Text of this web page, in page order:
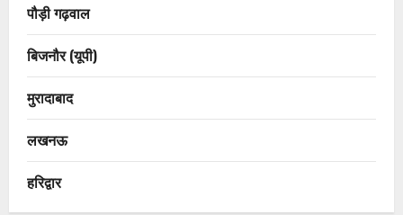
पौड़ी गढ़वाल
बिजनौर (यूपी)
मुरादाबाद
लखनऊ
हरिद्वार